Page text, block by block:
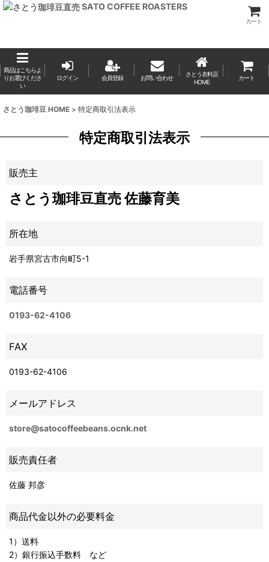
SATO COFFEE ROASTERS
カート
商品はこちらよ
りお選びくださ
い
ログイン 会員登録 お問い合わせ
さとう衣料店
HOME
カート
さとう珈琲豆 HOME > 特定商取引法表示
特定商取引法表示
販売主
さとう珈琲豆直売 佐藤育美
所在地
岩手県宮古市向町5-1
電話番号
0193-62-4106
FAX
0193-62-4106
メールアドレス
store@satocoffeebeans.ocnk.net
販売責任者
佐藤 邦彦
商品代金以外の必要料金
1）送料
2）銀行振込手数料 など